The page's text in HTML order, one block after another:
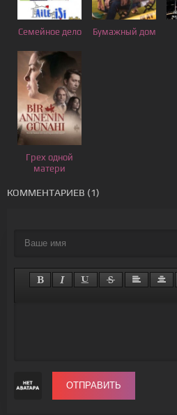
Семейное дело Бумажный дом
Грех одной
матери
КОММЕНТАРИЕВ (1)
ОТПРАВИТЬ